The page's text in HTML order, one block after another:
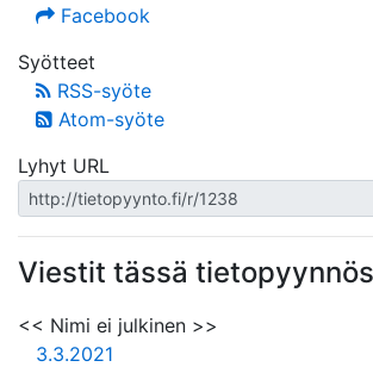
Facebook
Syötteet
RSS-syöte
Atom-syöte
Lyhyt URL
Viestit tässä
<< Nimi ei julkinen >>
3.3.2021